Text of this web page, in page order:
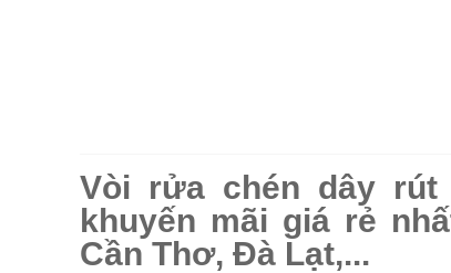
Vòi rửa chén dây rút
khuyến mãi giá rẻ
Cần Thơ, Đà Lạt,...